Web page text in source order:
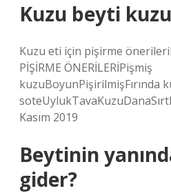
Kuzu beyti
Kuzu eti için pişirme
PİŞİRME ÖNERİLERİPişmiş
kuzuBoyunPişirilmişFırında
Kasım 2019
Beytinin
gider?